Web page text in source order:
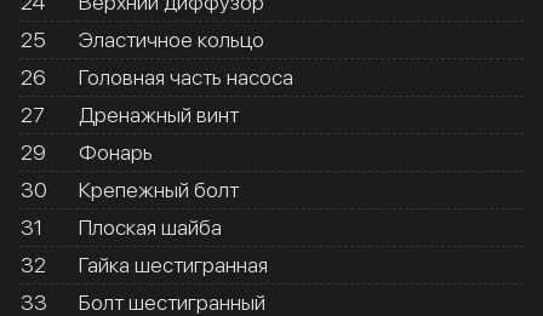
25
Эластичное кольцо
26
Головная часть насоса
27
Дренажный винт
29
Фонарь
30
Крепежный болт
31
Плоская шайба
32
Гайка шестигранная
33
Болт шестигранный